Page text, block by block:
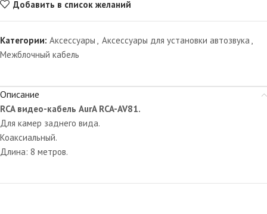
Добавить в список желаний
Категории: Аксессуары , Аксессуары для установки автозвука ,
Межблочный кабель
Описание
RCA видео-кабель AurA RCA-AV81.
Для камер заднего вида.
Коаксиальный.
Длина: 8 метров.